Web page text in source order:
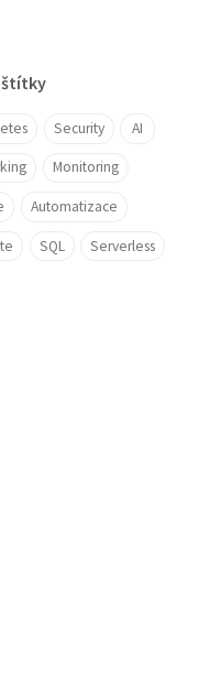
štítky
Security AI
Monitoring
Automatizace
SQL Serverless